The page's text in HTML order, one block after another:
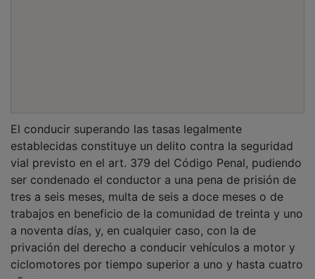
establecidas constituye un delito contra la seguridad
vial previsto en el art. 379 del Código Penal, pudiendo
ser condenado el conductor a una pena de prisión de
tres a seis meses, multa de seis a doce meses o de
trabajos en beneficio de la comunidad de treinta y uno
a noventa días, y, en cualquier caso, con la de
privación del derecho a conducir vehículos a motor y
ciclomotores por tiempo superior a uno y hasta cuatro
años.